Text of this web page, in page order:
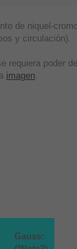
de niquel-
y circulación).
requiera poder
imagen
Gauss: